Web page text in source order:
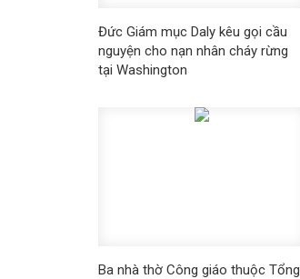
Đức Giám mục Daly kêu gọi cầu
nguyện cho nạn nhân cháy rừng
tại Washington
Ba nhà thờ Công giáo thuộc Tổng